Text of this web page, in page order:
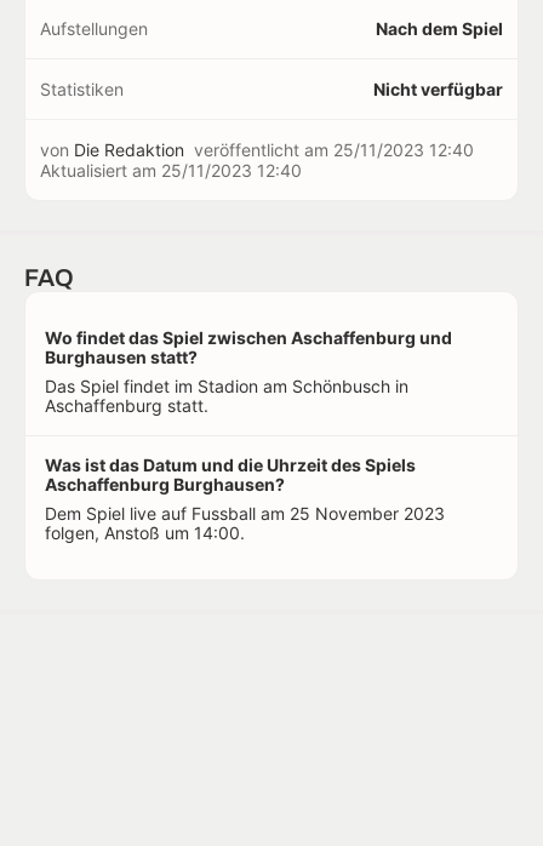
Aufstellungen Nach dem Spiel
Statistiken Nicht verfügbar
von Die Redaktion veröffentlicht am 25/11/2023 12:40
Aktualisiert am 25/11/2023 12:40
FAQ
Wo findet das Spiel zwischen Aschaffenburg und
Burghausen statt?
Das Spiel findet im Stadion am Schönbusch in
Aschaffenburg statt.
Was ist das Datum und die Uhrzeit des Spiels
Aschaffenburg Burghausen?
Dem Spiel live auf Fussball am 25 November 2023
folgen, Anstoß um 14:00.